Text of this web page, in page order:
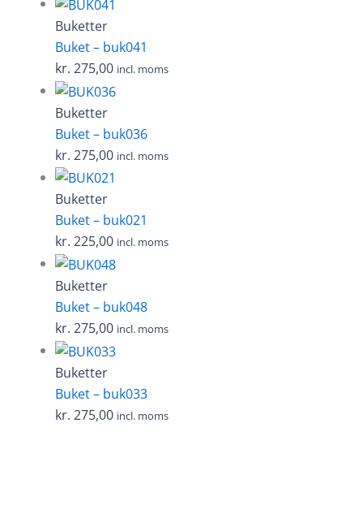
Buketter
Buket – buk041
kr. 275,00 incl. moms
Buketter
Buket – buk036
kr. 275,00 incl. moms
Buketter
Buket – buk021
kr. 225,00 incl. moms
Buketter
Buket – buk048
kr. 275,00 incl. moms
Buketter
Buket – buk033
kr. 275,00 incl. moms